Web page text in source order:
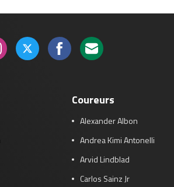
Coureurs
Alexander Albon
Andrea Kimi Antonelli
Arvid Lindblad
Carlos Sainz Jr